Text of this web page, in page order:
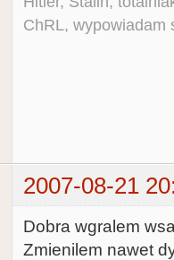
ChRL, wypowiadam
2007-08-21
Dobra wgralem
Zmienilem nawet